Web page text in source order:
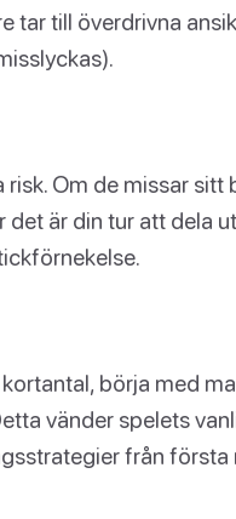
tar till överdrivna
Om de missar sitt
det är din tur att dela
börja med
vänder spelets
från första